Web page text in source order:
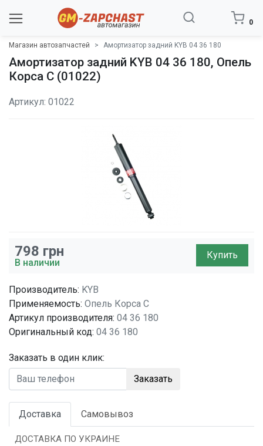
0
Магазин автозапчастей Амортизатор задний KYB 04 36 180
Амортизатор задний KYB 04 36 180, Опель
Корса C (01022)
Артикул: 01022
798 грн
В наличии
Купить
Производитель: KYB
Применяемость: Опель Корса C
Артикул производителя: 04 36 180
Оригинальный код: 04 36 180
Заказать в один клик:
Заказать
Доставка Самовывоз
ДОСТАВКА ПО УКРАИНЕ